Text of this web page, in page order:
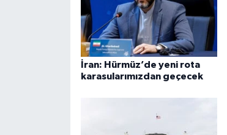
İran: Hürmüz’de yeni rota
karasularımızdan geçecek